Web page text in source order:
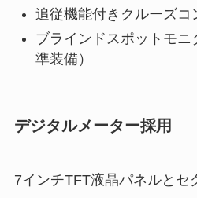
追従機能付きクルーズコ
ブラインドスポットモ
準装備）
デジタルメーター採用
7インチTFT液晶パネルとセ